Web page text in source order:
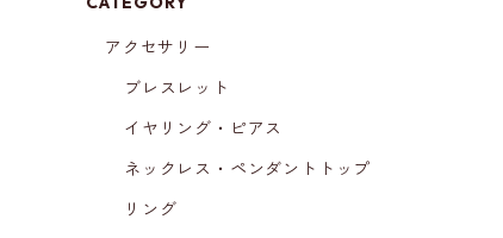
アクセサリー
ブレスレット
イヤリング・ピアス
ネックレス・ペンダントトップ
リング